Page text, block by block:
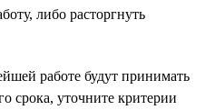
либо расторгнуть
работе будут принимать
срока, уточните критерии